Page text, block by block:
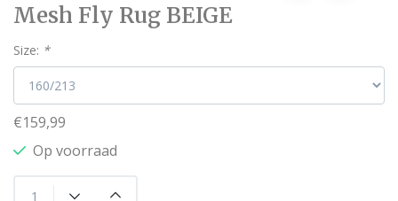
Mesh Fly Rug BEIGE
Size: *
€159,99
Op voorraad